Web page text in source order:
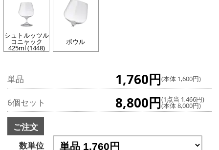
シュトルッツル
コニャック
425ml (1448)
ボウル
単品 1,760円(本体 1,600円)
6個セット 8,800円(1点当 1,466円)
(本体 8,000円)
ご注文
数単位